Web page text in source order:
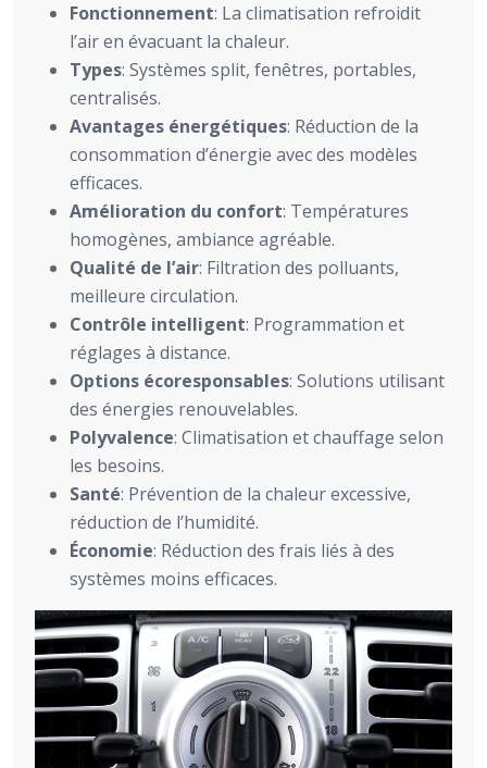
Fonctionnement: La climatisation refroidit
l’air en évacuant la chaleur.
Types: Systèmes split, fenêtres, portables,
centralisés.
Avantages énergétiques: Réduction de la
consommation d’énergie avec des modèles
efficaces.
Amélioration du confort: Températures
homogènes, ambiance agréable.
Qualité de l’air: Filtration des polluants,
meilleure circulation.
Contrôle intelligent: Programmation et
réglages à distance.
Options écoresponsables: Solutions utilisant
des énergies renouvelables.
Polyvalence: Climatisation et chauffage selon
les besoins.
Santé: Prévention de la chaleur excessive,
réduction de l’humidité.
Économie: Réduction des frais liés à des
systèmes moins efficaces.